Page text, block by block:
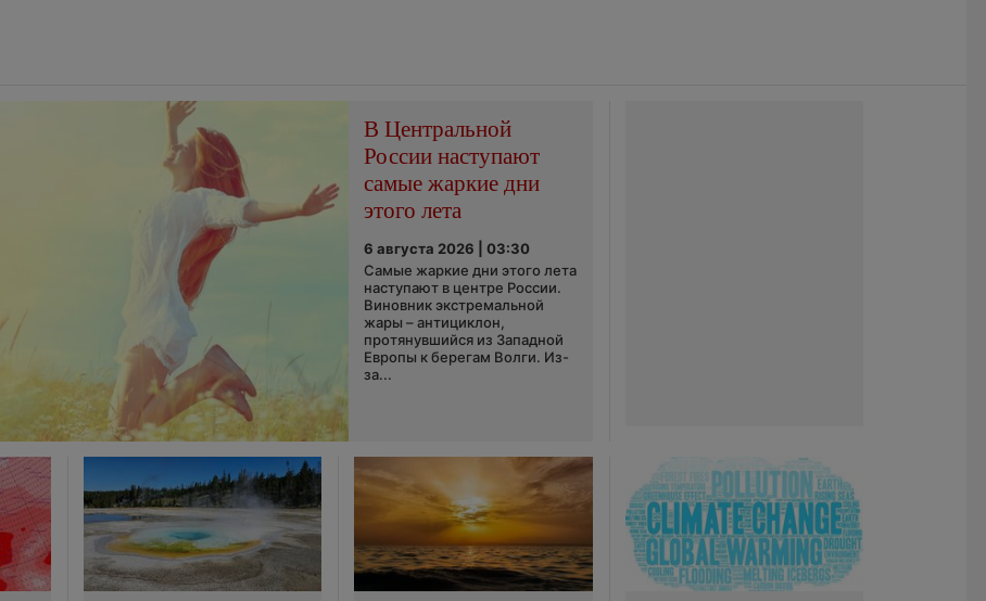
В Центральной
России наступают
самые жаркие дни
этого лета
6 августа 2026 | 03:30
Самые жаркие дни этого лета
наступают в центре России.
Виновник экстремальной
жары – антициклон,
протянувшийся из Западной
Европы к берегам Волги. Из-
за...